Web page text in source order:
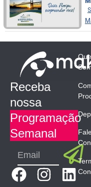
Receba
nossa
Programação
Semanal
F
I
L